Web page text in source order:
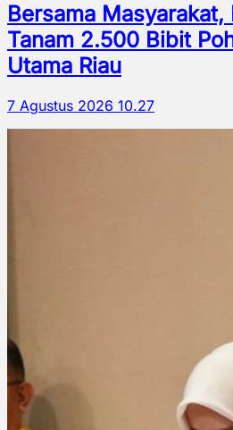
Bersama Masyarakat,
Tanam 2.500 Bibit
Utama Riau
7 Agustus 2026 10.27